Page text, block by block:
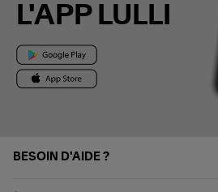
L'APP LULLI
BESOIN D'AIDE ?